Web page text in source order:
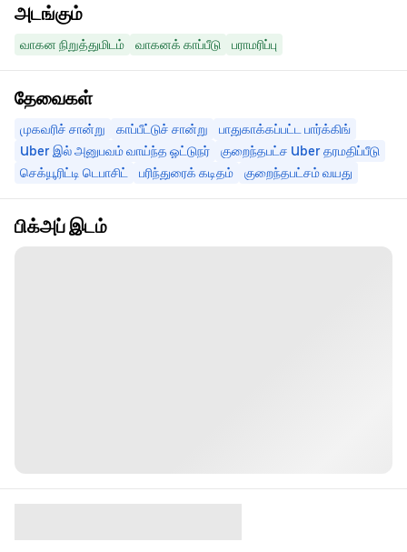
அடங்கும்
வாகன நிறுத்துமிடம் வாகனக் காப்பீடு பராமரிப்பு
தேவைகள்
முகவரிச் சான்று காப்பீட்டுச் சான்று
பாதுகாக்கப்பட்ட பார்க்கிங்
Uber இல் அனுபவம் வாய்ந்த ஓட்டுநர்
குறைந்தபட்ச Uber தரமதிப்பீடு
செக்யூரிட்டி டெபாசிட்
பரிந்துரைக் கடிதம் குறைந்தபட்சம் வயது
பிக்அப் இடம்